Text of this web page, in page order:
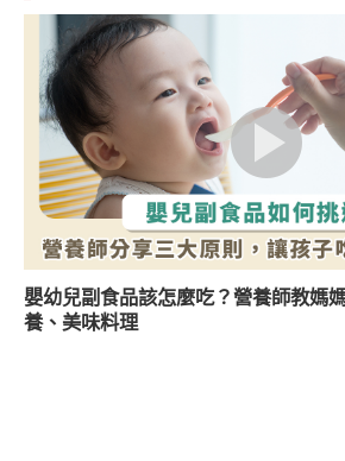
嬰幼兒副食品該怎麼吃？營養師教媽
養、美味料理